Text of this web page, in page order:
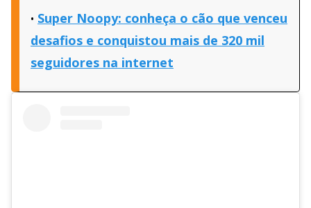
Super Noopy: conheça o cão que venceu
desafios e conquistou mais de 320 mil
seguidores na internet